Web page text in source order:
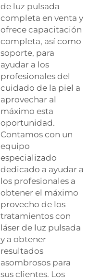
de luz pulsada
completa en venta y
ofrece capacitación
completa, así como
soporte, para
ayudar a los
profesionales del
cuidado de la piel a
aprovechar al
máximo esta
oportunidad.
Contamos con un
equipo
especializado
dedicado a ayudar a
los profesionales a
obtener el máximo
provecho de los
tratamientos con
láser de luz pulsada
y a obtener
resultados
asombrosos para
sus clientes. Los